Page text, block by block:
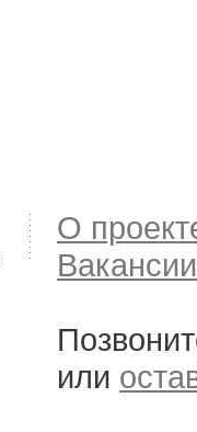
О
Вакансии
или